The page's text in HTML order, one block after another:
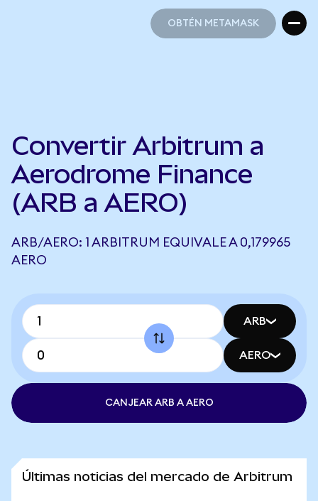
OBTÉN METAMASK
Convertir Arbitrum a
Aerodrome Finance
(ARB a AERO)
ARB/AERO: 1 ARBITRUM EQUIVALE A 0,179965
AERO
ARB
AERO
CANJEAR ARB A AERO
Últimas noticias del mercado de Arbitrum